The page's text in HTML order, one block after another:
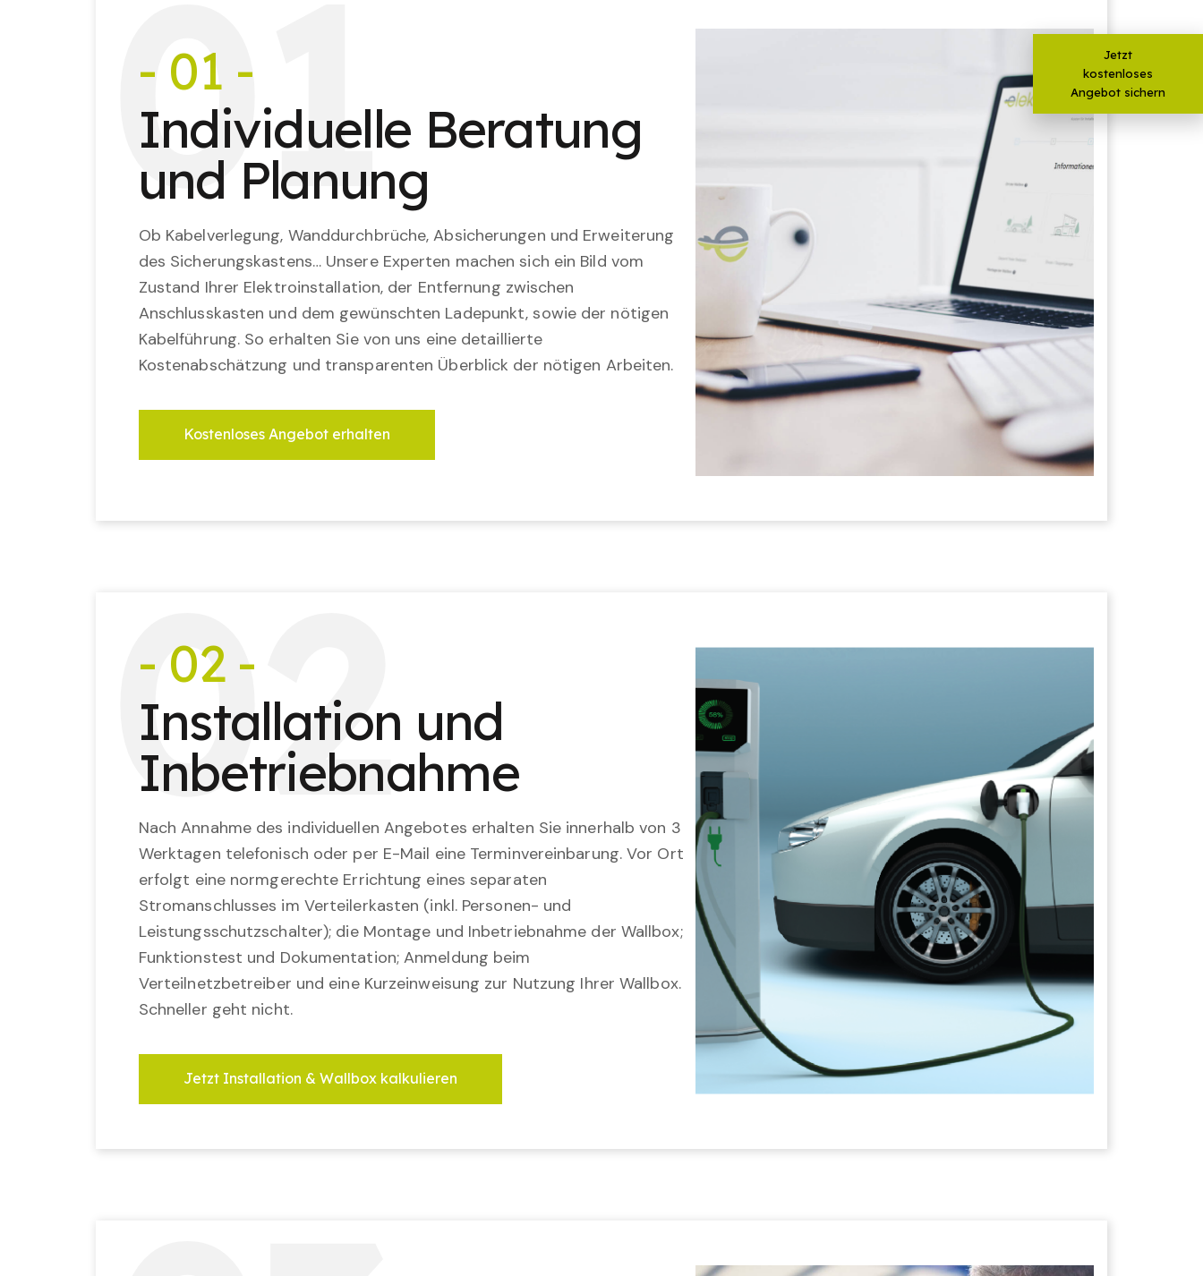
01
- 01 -
Individuelle Beratung
und Planung
Ob Kabelverlegung, Wanddurchbrüche, Absicherungen und Erweiterung
des Sicherungskastens… Unsere Experten machen sich ein Bild vom
Zustand Ihrer Elektroinstallation, der Entfernung zwischen
Anschlusskasten und dem gewünschten Ladepunkt, sowie der nötigen
Kabelführung. So erhalten Sie von uns eine detaillierte
Kostenabschätzung und transparenten Überblick der nötigen Arbeiten.
Kostenloses Angebot erhalten
02
- 02 -
Installation und
Inbetriebnahme
Nach Annahme des individuellen Angebotes erhalten Sie innerhalb von 3
Werktagen telefonisch oder per E-Mail eine Terminvereinbarung. Vor Ort
erfolgt eine normgerechte Errichtung eines separaten
Stromanschlusses im Verteilerkasten (inkl. Personen- und
Leistungsschutzschalter); die Montage und Inbetriebnahme der Wallbox;
Funktionstest und Dokumentation; Anmeldung beim
Verteilnetzbetreiber und eine Kurzeinweisung zur Nutzung Ihrer Wallbox.
Schneller geht nicht.
Jetzt Installation & Wallbox kalkulieren
Jetzt
kostenloses
Angebot sichern